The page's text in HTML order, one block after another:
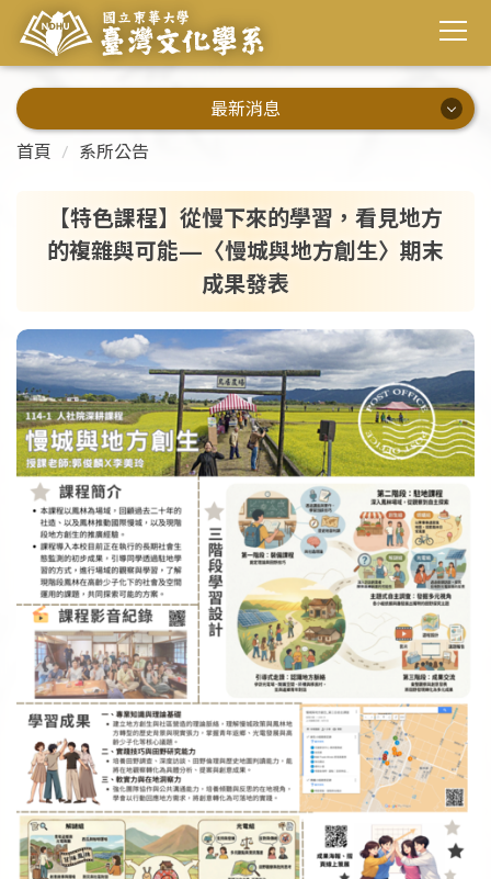
最新消息
最新消息
系所公告
演講資訊
校內活動
校外活動
畢業出路
首頁 系所公告
【特色課程】從慢下來的學習，看見地方
的複雜與可能—〈慢城與地方創生〉期末
成果發表